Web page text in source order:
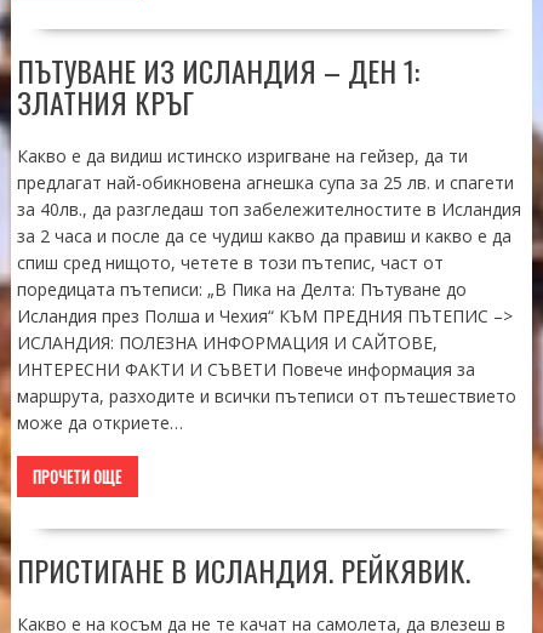
ПЪТУВАНЕ ИЗ ИСЛАНДИЯ – ДЕН 1:
ЗЛАТНИЯ КРЪГ
Какво е да видиш истинско изригване на гейзер, да ти
предлагат най-обикновена агнешка супа за 25 лв. и спагети
за 40лв., да разгледаш топ забележителностите в Исландия
за 2 часа и после да се чудиш какво да правиш и какво е да
спиш сред нищото, четете в този пътепис, част от
поредицата пътеписи: „В Пика на Делта: Пътуване до
Исландия през Полша и Чехия“ КЪМ ПРЕДНИЯ ПЪТЕПИС –>
ИСЛАНДИЯ: ПОЛЕЗНА ИНФОРМАЦИЯ И САЙТОВЕ,
ИНТЕРЕСНИ ФАКТИ И СЪВЕТИ Повече информация за
маршрута, разходите и всички пътеписи от пътешествието
може да откриете…
ПРОЧЕТИ ОЩЕ
ПРИСТИГАНЕ В ИСЛАНДИЯ. РЕЙКЯВИК.
Какво е на косъм да не те качат на самолета, да влезеш в